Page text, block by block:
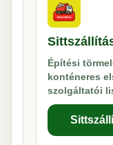
Építési
konténeres
szolgáltatói